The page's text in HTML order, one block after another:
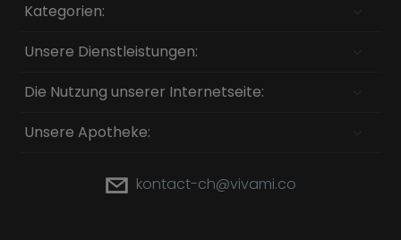
Kategorien:
Unsere Dienstleistungen:
Die Nutzung unserer Internetseite:
Unsere Apotheke:
kontact-ch@vivami.co